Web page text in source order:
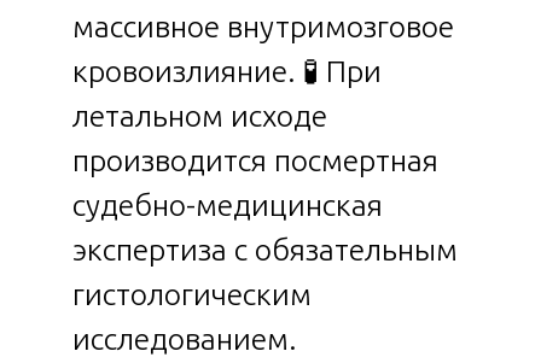
массивное внутримозговое
кровоизлияние. 🧪 При
летальном исходе
производится посмертная
судебно-медицинская
экспертиза с обязательным
гистологическим
исследованием.